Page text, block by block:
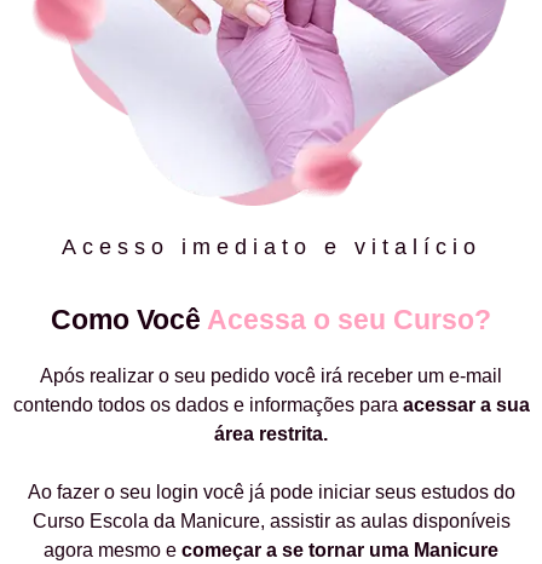
Acesso imediato e vitalício
Como Você Acessa o seu Curso?
Após realizar o seu pedido você irá receber um e-mail
contendo todos os dados e informações para acessar a sua
área restrita.
Ao fazer o seu login você já pode iniciar seus estudos do
Curso Escola da Manicure, assistir as aulas disponíveis
agora mesmo e começar a se tornar uma Manicure